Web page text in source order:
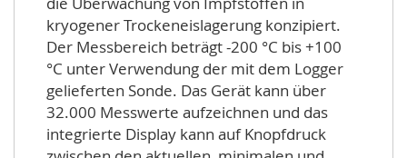
kryogener Trockeneislagerung konzipiert.
Der Messbereich beträgt -200 °C bis +100
°C unter Verwendung der mit dem Logger
gelieferten Sonde. Das Gerät kann über
32.000 Messwerte aufzeichnen und das
integrierte Display kann auf Knopfdruck